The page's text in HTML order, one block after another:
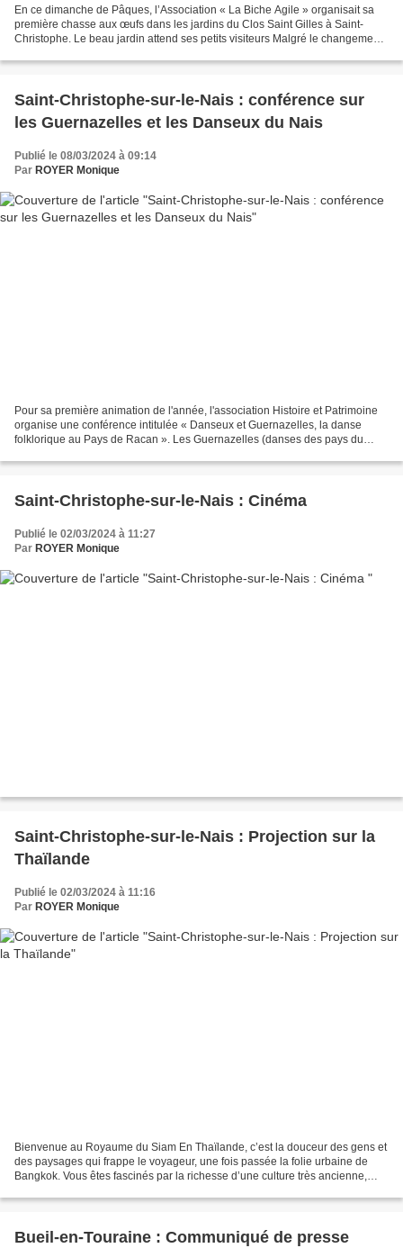
En ce dimanche de Pâques, l’Association « La Biche Agile » organisait sa
première chasse aux œufs dans les jardins du Clos Saint Gilles à Saint-
Christophe. Le beau jardin attend ses petits visiteurs Malgré le changement
Saint-Christophe-sur-le-Nais : conférence sur
les Guernazelles et les Danseux du Nais
Publié le 08/03/2024 à 09:14
Par ROYER Monique
Pour sa première animation de l'année, l'association Histoire et Patrimoine
organise une conférence intitulée « Danseux et Guernazelles, la danse
folklorique au Pays de Racan ». Les Guernazelles (danses des pays du
Saint-Christophe-sur-le-Nais : Cinéma
Publié le 02/03/2024 à 11:27
Par ROYER Monique
Saint-Christophe-sur-le-Nais : Projection sur la
Thaïlande
Publié le 02/03/2024 à 11:16
Par ROYER Monique
Bienvenue au Royaume du Siam En Thaïlande, c’est la douceur des gens et
des paysages qui frappe le voyageur, une fois passée la folie urbaine de
Bangkok. Vous êtes fascinés par la richesse d’une culture très ancienne,
Bueil-en-Touraine : Communiqué de presse